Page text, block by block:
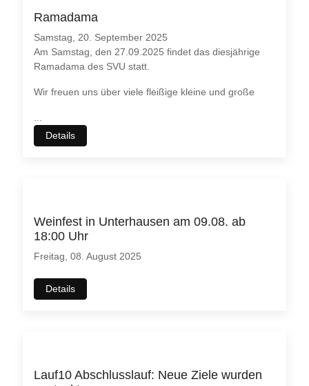
Ramadama
Samstag, 20. September 2025
Am Samstag, den 27.09.2025 findet das diesjährige
Ramadama des SVU statt.
Wir freuen uns über viele fleißige kleine und große
Details
Weinfest in Unterhausen am 09.08. ab
18:00 Uhr
Freitag, 08. August 2025
Details
Lauf10 Abschlusslauf: Neue Ziele wurden